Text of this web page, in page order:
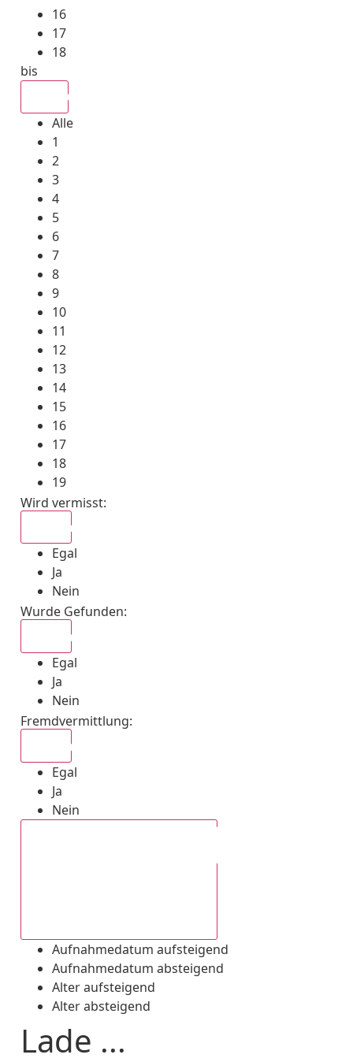
16
17
18
bis
Alle
1
2
3
4
5
6
7
8
9
10
11
12
13
14
15
16
17
18
19
Wird vermisst:
Egal
Ja
Nein
Wurde Gefunden:
Egal
Ja
Nein
Fremdvermittlung:
Egal
Ja
Nein
Aufnahmedatum aufsteigend
Aufnahmedatum absteigend
Alter aufsteigend
Alter absteigend
Lade ...